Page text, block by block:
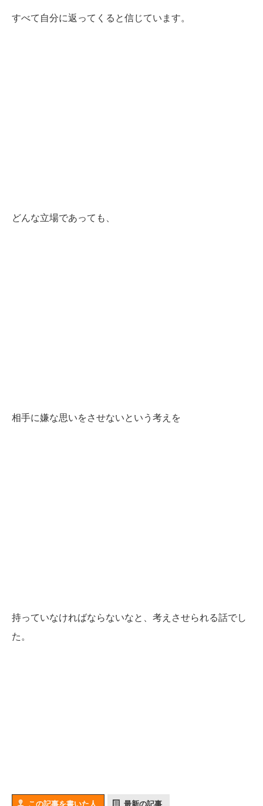
すべて自分に返ってくると信じています。
どんな立場であっても、
相手に嫌な思いをさせないという考えを
持っていなければならないなと、考えさせられる話でし
た。
この記事を書いた人 最新の記事